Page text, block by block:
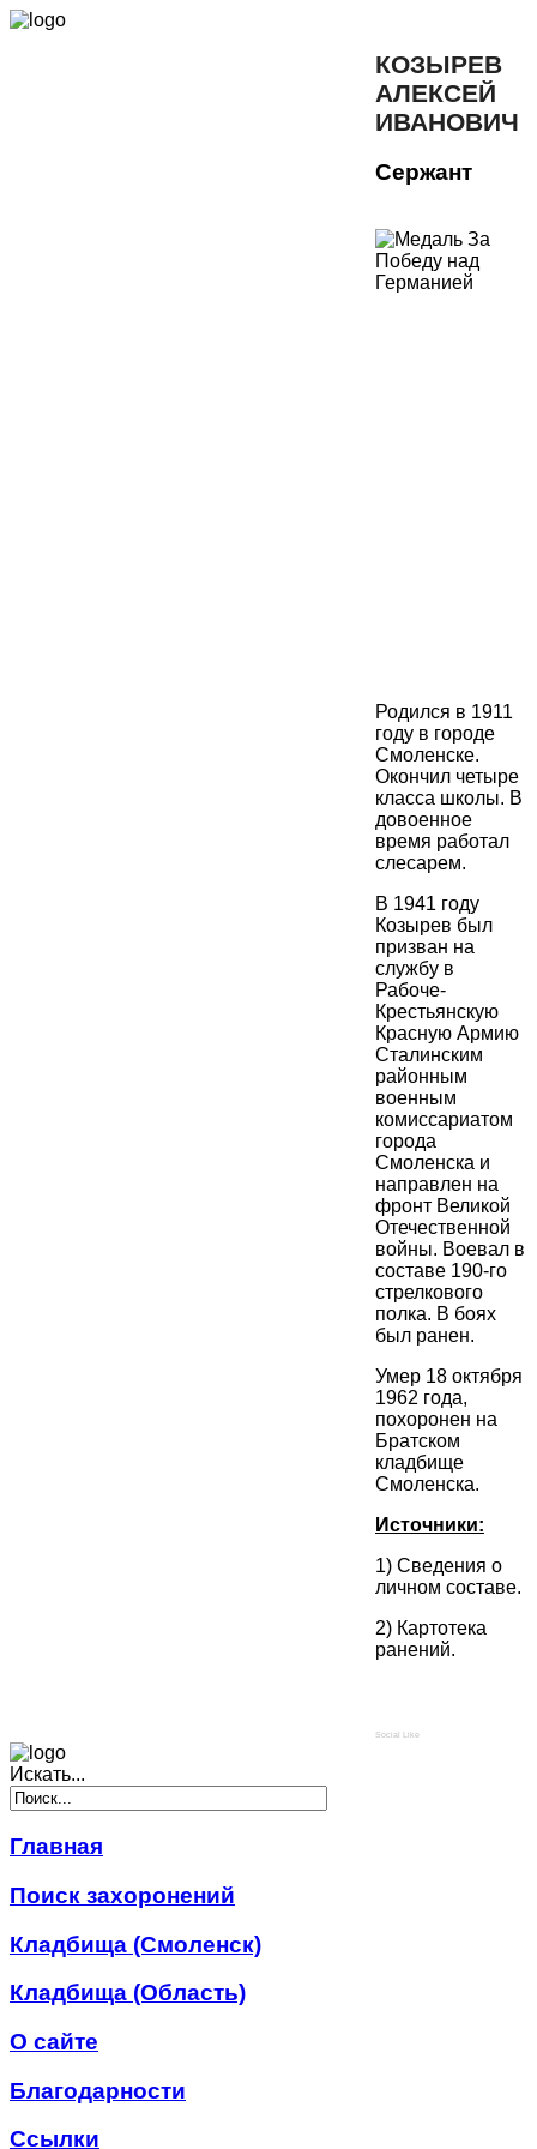
КОЗЫРЕВ
АЛЕКСЕЙ
ИВАНОВИЧ
Сержант
Родился в 1911
году в городе
Смоленске.
Окончил четыре
класса школы. В
довоенное
время работал
слесарем.
В 1941 году
Козырев был
призван на
службу в
Рабоче-
Крестьянскую
Красную Армию
Сталинским
районным
военным
комиссариатом
города
Смоленска и
направлен на
фронт Великой
Отечественной
войны. Воевал в
составе 190-го
стрелкового
полка. В боях
был ранен.
Умер 18 октября
1962 года,
похоронен на
Братском
кладбище
Смоленска.
Источники:
1) Сведения о
личном составе.
2) Картотека
ранений.
Social Like
Искать...
Главная
Поиск захоронений
Кладбища (Смоленск)
Кладбища (Область)
О сайте
Благодарности
Ссылки